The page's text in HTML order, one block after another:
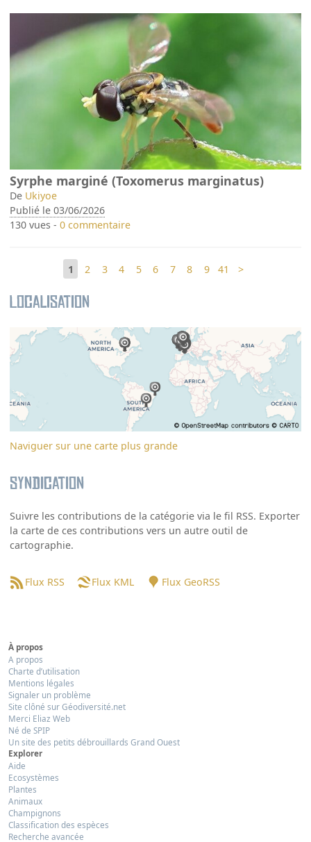
Syrphe marginé (Toxomerus marginatus)
De Ukiyoe
Publié le 03/06/2026
130 vues -0 commentaire
1 2 3 4 5 6 7 8 9 41 >
Localisation
Naviguer sur une carte plus grande
Syndication
Suivre les contributions de la catégorie via le fil RSS. Exporter
la carte de ces contributions vers un autre outil de
cartographie.
Flux RSS Flux KML Flux GeoRSS
À propos
A propos
Charte d’utilisation
Mentions légales
Signaler un problème
Site clôné sur Géodiversité.net
Merci Eliaz Web
Né de SPIP
Un site des petits débrouillards Grand Ouest
Explorer
Aide
Ecosystèmes
Plantes
Animaux
Champignons
Classification des espèces
Recherche avancée